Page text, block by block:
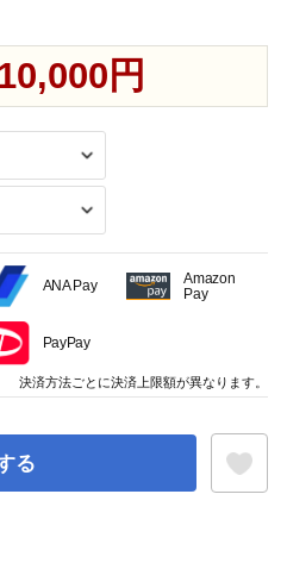
10,000円
る
ANA Pay
Amazon
Pay
PayPay
決済方法ごとに決済上限額が異なります。